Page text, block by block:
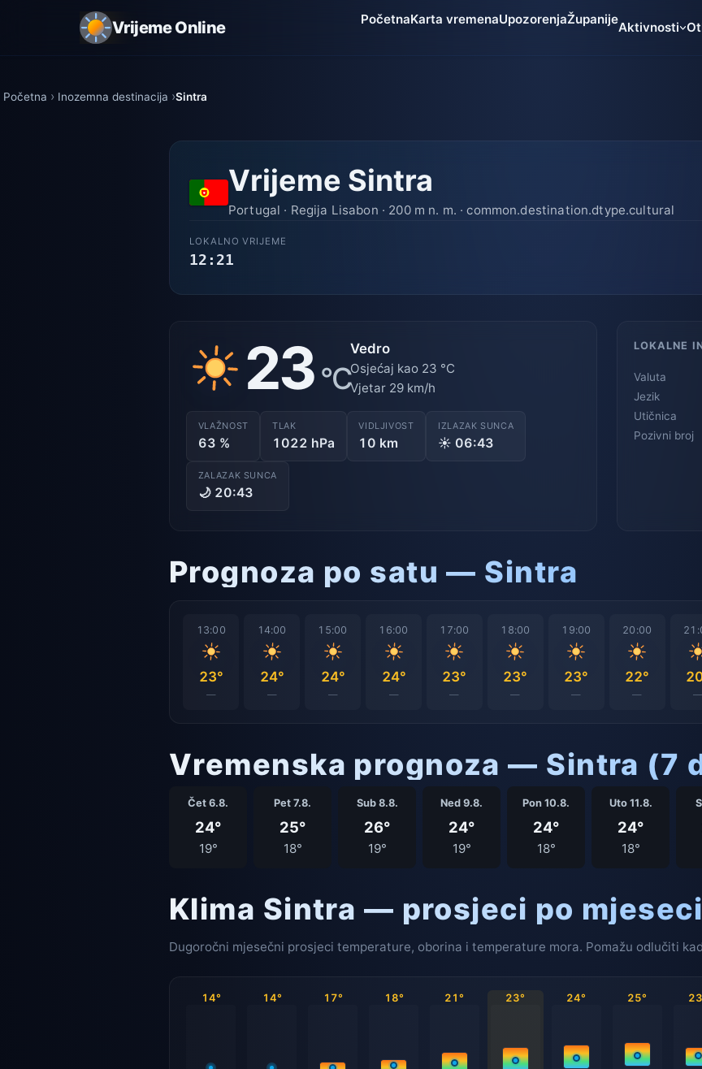
Vrijeme Online PočetnaKarta vremenaUpozorenjaŽupanije
Aktivnosti
Početna Inozemna destinacija Sintra
Vrijeme Sintra
Portugal · Regija Lisabon · 200 m n. m. · common.destination.dtype.cultural
LOKALNO VRIJEME
12:21
23 °C
Vedro
Osjećaj kao 23 °C
Vjetar 29 km/h
VLAŽNOST
63 %
TLAK
1022 hPa
VIDLJIVOST
10 km
IZLAZAK SUNCA
☀ 06:43
ZALAZAK SUNCA
🌙 20:43
LOKALNE
Valuta
Jezik
Utičnica
Pozivni broj
Prognoza po satu — Sintra
13:00
23°
—
14:00
24°
—
15:00
24°
—
16:00
24°
—
17:00
23°
—
18:00
23°
—
19:00
23°
—
20:00
22°
— —
Vremenska prognoza — Sintra (7
Čet 6.8.
24°
19°
Pet 7.8.
25°
18°
Sub 8.8.
26°
19°
Ned 9.8.
24°
19°
Pon 10.8.
24°
18°
Uto 11.8.
24°
18°
Klima Sintra — prosjeci po
Dugoročni mjesečni prosjeci temperature, oborina i temperature mora. Pomažu odlučiti
14° 14° 17° 18° 21° 23° 24° 25°